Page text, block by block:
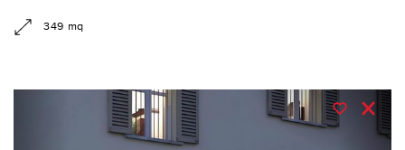
349 mq